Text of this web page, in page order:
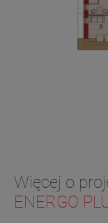
Więcej o
ENERGO